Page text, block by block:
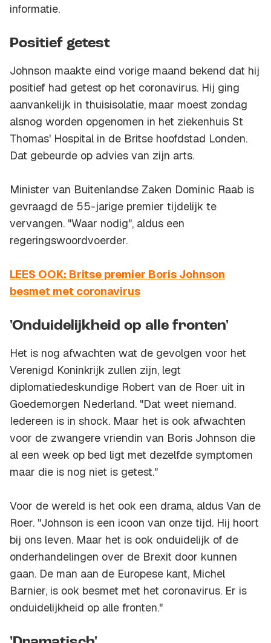
informatie.
Positief getest
Johnson maakte eind vorige maand bekend dat hij
positief had getest op het coronavirus. Hij ging
aanvankelijk in thuisisolatie, maar moest zondag
alsnog worden opgenomen in het ziekenhuis St
Thomas' Hospital in de Britse hoofdstad Londen.
Dat gebeurde op advies van zijn arts.
Minister van Buitenlandse Zaken Dominic Raab is
gevraagd de 55-jarige premier tijdelijk te
vervangen. "Waar nodig", aldus een
regeringswoordvoerder.
LEES OOK: Britse premier Boris Johnson
besmet met coronavirus
'Onduidelijkheid op alle fronten'
Het is nog afwachten wat de gevolgen voor het
Verenigd Koninkrijk zullen zijn, legt
diplomatiedeskundige Robert van de Roer uit in
Goedemorgen Nederland. "Dat weet niemand.
Iedereen is in shock. Maar het is ook afwachten
voor de zwangere vriendin van Boris Johnson die
al een week op bed ligt met dezelfde symptomen
maar die is nog niet is getest."
Voor de wereld is het ook een drama, aldus Van de
Roer. "Johnson is een icoon van onze tijd. Hij hoort
bij ons leven. Maar het is ook onduidelijk of de
onderhandelingen over de Brexit door kunnen
gaan. De man aan de Europese kant, Michel
Barnier, is ook besmet met het coronavirus. Er is
onduidelijkheid op alle fronten."